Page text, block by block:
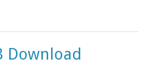
Download